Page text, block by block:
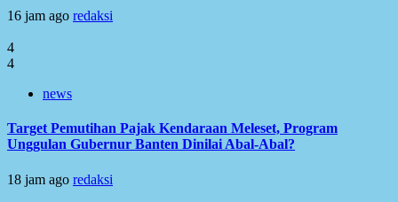
16 jam ago redaksi
4
4
news
Target Pemutihan Pajak Kendaraan Meleset, Program
Unggulan Gubernur Banten Dinilai Abal-Abal?
18 jam ago redaksi